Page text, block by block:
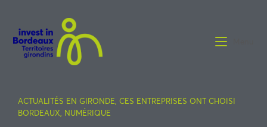
ACTUALITÉS EN GIRONDE, CES ENTREPRISES ONT CHOISI
BORDEAUX, NUMÉRIQUE